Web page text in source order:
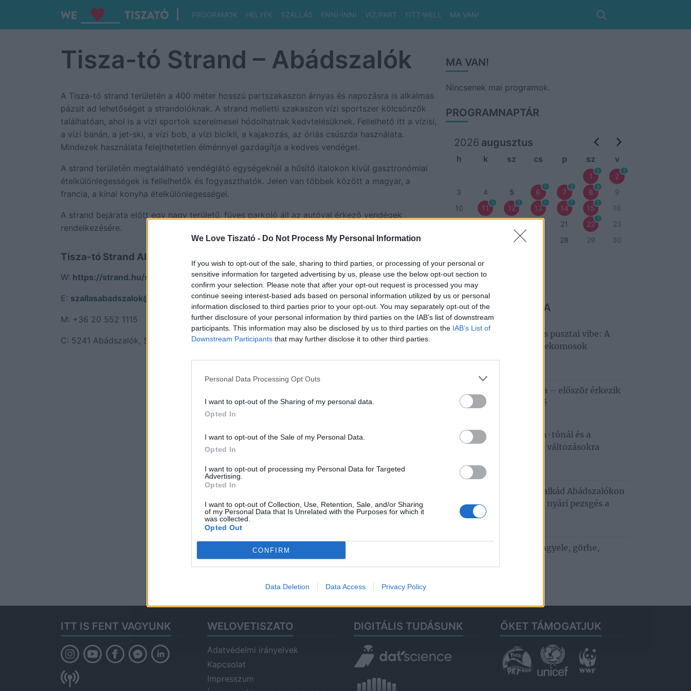
We Love Tiszató - Do Not Process My Personal Information
If you wish to opt-out of the sale, sharing to third parties, or processing of your personal or
sensitive information for targeted advertising by us, please use the below opt-out section to
confirm your selection. Please note that after your opt-out request is processed you may
continue seeing interest-based ads based on personal information utilized by us or personal
information disclosed to third parties prior to your opt-out. You may separately opt-out of the
further disclosure of your personal information by third parties on the IAB’s list of downstream
participants. This information may also be disclosed by us to third parties on the IAB’s List of
Downstream Participants that may further disclose it to other third parties.
Personal Data Processing Opt Outs
I want to opt-out of the Sharing of my personal data.
Opted In
I want to opt-out of the Sale of my Personal Data.
Opted In
I want to opt-out of processing my Personal Data for Targeted
Advertising.
Opted In
I want to opt-out of Collection, Use, Retention, Sale, and/or Sharing
of my Personal Data that Is Unrelated with the Purposes for which it
was collected.
Opted Out
CONFIRM
Data Deletion Data Access Privacy Policy
PROGRAMOK HELYEK SZÁLLÁS ENNI-INNI VIZ/PART FITT-WELL MA VAN!
Tisza-tó Strand – Abádszalók
A Tisza-tó strand területén a 400 méter hosszú partszakaszon árnyas és napozásra is alkalmas
pázsit ad lehetőséget a strandolóknak. A strand melletti szakaszon vízi sportszer kölcsönzők
találhatóan, ahol is a vízi sportok szerelmesei hódolhatnak kedvtelésüknek. Fellelhető itt a vízisí,
a vízi banán, a jet-ski, a vízi bob, a vízi bicikli, a kajakozás, az óriás csúszda használata.
Mindezek használata felejthetetlen élménnyel gazdagítja a kedves vendéget.
A strand területén megtalálható vendéglátó egységeknél a hűsítő italokon kívül gasztronómiai
ételkülönlegességek is fellelhetők és fogyaszthatók. Jelen van többek között a magyar, a
francia, a kínai konyha ételkülönlegességei.
A strand bejárata előtt egy nagy területű, füves parkoló áll az autóval érkező vendégek
rendelkezésére.
Tisza-tó Strand Abádszalók elérhetőségek:
W: https://strand.hu/strand/tisza-to-strand-454
E: szallasabadszalok@gmail.com
M: +36 20 552 1115
C: 5241 Abádszalók, Strand út 3.
MA VAN!
Nincsenek mai programok.
PROGRAMNAPTÁR
2026 augusztus
h k sz cs p sz v
1
5
2
1
3 4 5 6
1
7
2
8
9
9
10
11
1
12
1
13
1
14
1
15
1
16
21 22
1
23
26 28 29
30
NE MARADJ LE RÓLA
Csillagles, Hiperkarma és pusztai vibe: A
Hortobágyon zárul a Telekomosok
Fesztiválja
Budapestről a Tisza-tóra – először érkezik
Tiszafüredre a Haccacáré
Rendkívüli hőség a Tisza-tónál és a
Hortobágyon – ezekre a változásokra
2026. augusztus 3.
Augusztusi programkavalkád Abádszalókon
– koncert, tánc, mozi és nyári pezsgés a
Tisza‑tónál
Ősi ízek a vízparton: bengyele, görhe,
ITT IS FENT VAGYUNK WELOVETISZATO
Adatvédelmi irányelvek
Kapcsolat
Impresszum
DIGITÁLIS TUDÁSUNK ŐKET TÁMOGATJUK